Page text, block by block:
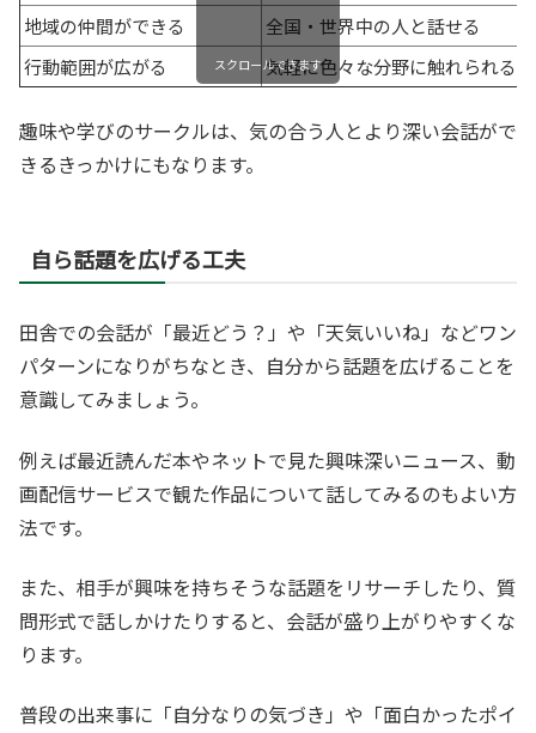
地域の仲間ができる
全国・世界中の人と話せる
行動範囲が広がる
気軽に色々な分野に触れられる
スクロールできます
趣味や学びのサークルは、気の合う人とより深い会話がで
きるきっかけにもなります。
自ら話題を広げる工夫
田舎での会話が「最近どう？」や「天気いいね」などワン
パターンになりがちなとき、自分から話題を広げることを
意識してみましょう。
例えば最近読んだ本やネットで見た興味深いニュース、動
画配信サービスで観た作品について話してみるのもよい方
法です。
また、相手が興味を持ちそうな話題をリサーチしたり、質
問形式で話しかけたりすると、会話が盛り上がりやすくな
ります。
普段の出来事に「自分なりの気づき」や「面白かったポイ